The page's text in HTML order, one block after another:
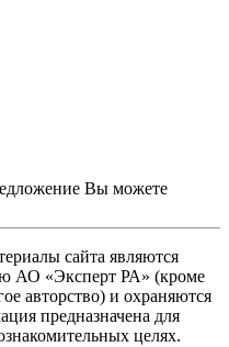
Вы можете
сайта являются
АО «Эксперт РА» (кроме
авторство) и охраняются
предназначена для
целях.